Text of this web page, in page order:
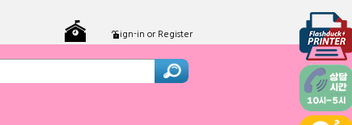
Sign-in or Register